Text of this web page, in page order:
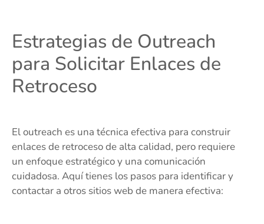
Estrategias de Outreach
para Solicitar Enlaces de
Retroceso
El outreach es una técnica efectiva para construir
enlaces de retroceso de alta calidad, pero requiere
un enfoque estratégico y una comunicación
cuidadosa. Aquí tienes los pasos para identificar y
contactar a otros sitios web de manera efectiva: